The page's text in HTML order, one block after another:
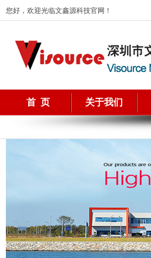
您好，欢迎光临文鑫源科技官网！
首 页 关于我们